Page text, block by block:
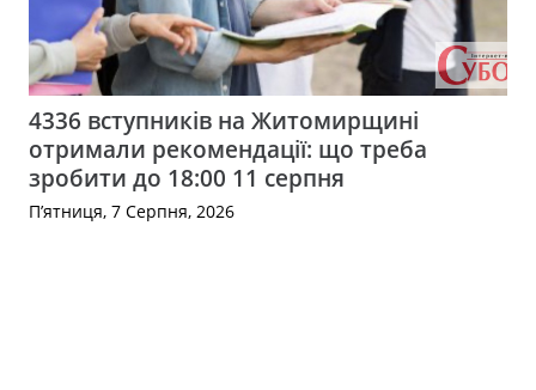
4336 вступників на Житомирщині
отримали рекомендації: що треба
зробити до 18:00 11 серпня
П’ятниця, 7 Серпня, 2026